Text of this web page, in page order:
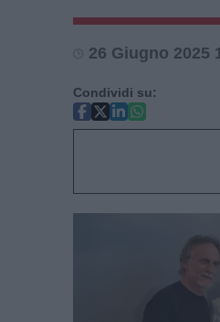
26 Giugno 2025
Condividi su: